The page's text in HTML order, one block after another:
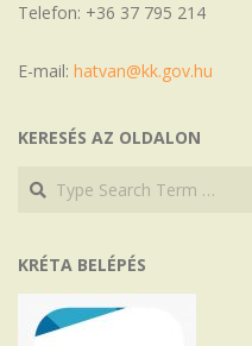
Telefon: +36 37 795 214
E-mail: hatvan@kk.gov.hu
KERESÉS AZ OLDALON
Search
Search
KRÉTA BELÉPÉS